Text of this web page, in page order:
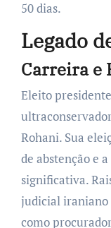
50 dias.
Legado
Carreira e
Eleito
Rohani. Sua
de abstenção e
significativa.
judicial iraniano
como